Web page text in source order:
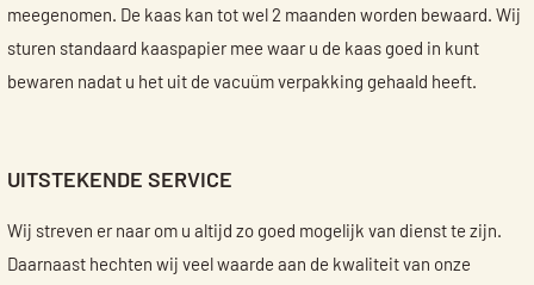
meegenomen. De kaas kan tot wel 2 maanden worden bewaard. Wij
sturen standaard kaaspapier mee waar u de kaas goed in kunt
bewaren nadat u het uit de vacuüm verpakking gehaald heeft.
UITSTEKENDE SERVICE
Wij streven er naar om u altijd zo goed mogelijk van dienst te zijn.
Daarnaast hechten wij veel waarde aan de kwaliteit van onze